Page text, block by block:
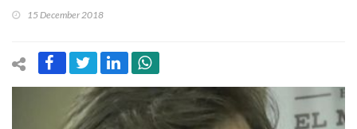
15 December 2018